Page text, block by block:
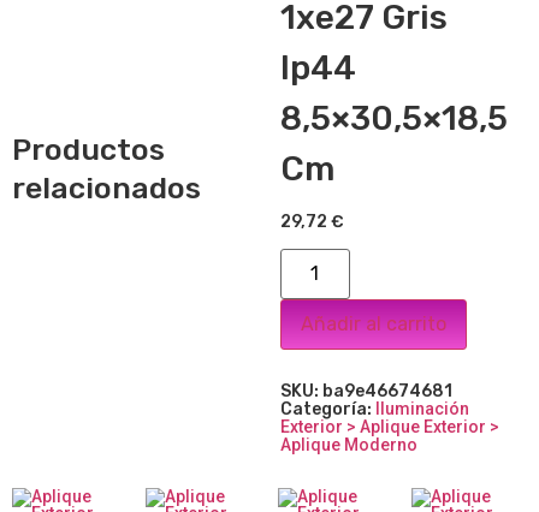
1xe27 Gris
Ip44
8,5×30,5×18,5
Cm
29,72 €
Añadir al carrito
SKU: ba9e46674681
Categoría:
Iluminación
Exterior > Aplique Exterior >
Aplique Moderno
Productos
relacionados